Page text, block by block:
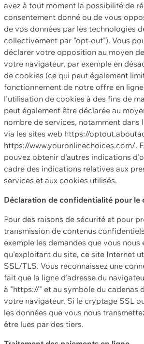
avez à tout moment la possibilité de
consentement donné ou de vous
de vos données par les technologies
collectivement par "opt-out"). Vous
déclarer votre opposition au moyen
votre navigateur, par exemple en
de cookies (ce qui peut également
fonctionnement de notre offre en
l'utilisation de cookies à des fins de
peut également être déclarée au
nombre de services, notamment dans
via les sites web https://
https://www.youronlinechoices.com/.
pouvez obtenir d'autres indications
cadre des indications relatives aux
services et aux cookies utilisés.
Déclaration de confidentialité pour le
Pour des raisons de sécurité et pour
transmission de contenus
exemple les demandes que vous nous
qu'exploitant du site, ce site Internet
SSL/TLS. Vous reconnaissez une
fait que la ligne d'adresse du
à "https://" et au symbole du cadenas
votre navigateur. Si le cryptage SSL
les données que vous nous
être lues par des tiers.